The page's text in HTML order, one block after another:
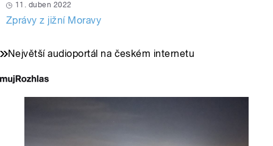
11. duben 2022
Zprávy z jižní Moravy
Největší audioportál na českém internetu